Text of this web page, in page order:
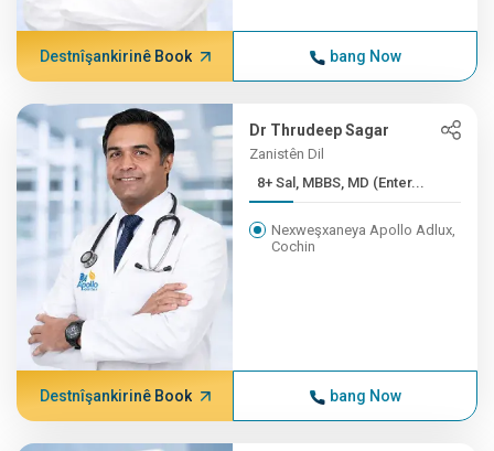
Destnîşankirinê Book bang Now
Dr Thrudeep Sagar
Zanistên Dil
8+ Sal, MBBS, MD (Enter...
Nexweşxaneya Apollo Adlux,
Cochin
Destnîşankirinê Book bang Now